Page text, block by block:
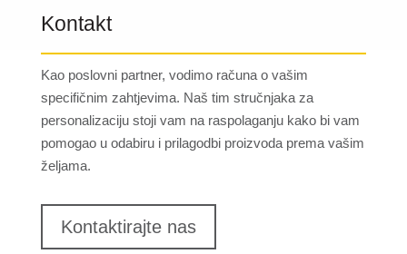
Kontakt
Kao poslovni partner, vodimo računa o vašim
specifičnim zahtjevima. Naš tim stručnjaka za
personalizaciju stoji vam na raspolaganju kako bi vam
pomogao u odabiru i prilagodbi proizvoda prema vašim
željama.
Kontaktirajte nas